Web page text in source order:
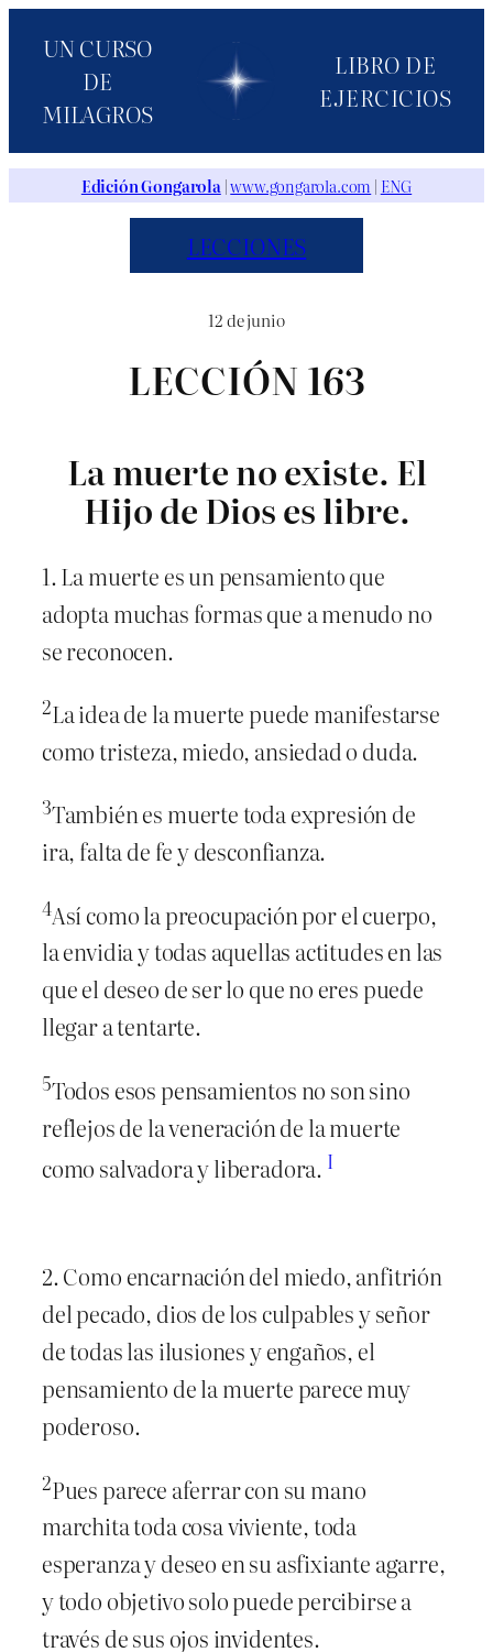
contenido
UN CURSO
DE
MILAGROS
LIBRO DE
EJERCICIOS
Edición Gongarola |www.gongarola.com | ENG
LECCIONES
12 de junio
LECCIÓN 163
La muerte no existe. El
Hijo de Dios es libre.
1. La muerte es un pensamiento que
adopta muchas formas que a menudo no
se reconocen.
2La idea de la muerte puede manifestarse
como tristeza, miedo, ansiedad o duda.
3También es muerte toda expresión de
ira, falta de fe y desconfianza.
4Así como la preocupación por el cuerpo,
la envidia y todas aquellas actitudes en las
que el deseo de ser lo que no eres puede
llegar a tentarte.
5Todos esos pensamientos no son sino
reflejos de la veneración de la muerte
como salvadora y liberadora. I
2. Como encarnación del miedo, anfitrión
del pecado, dios de los culpables y señor
de todas las ilusiones y engaños, el
pensamiento de la muerte parece muy
poderoso.
2Pues parece aferrar con su mano
marchita toda cosa viviente, toda
esperanza y deseo en su asfixiante agarre,
y todo objetivo solo puede percibirse a
través de sus ojos invidentes.